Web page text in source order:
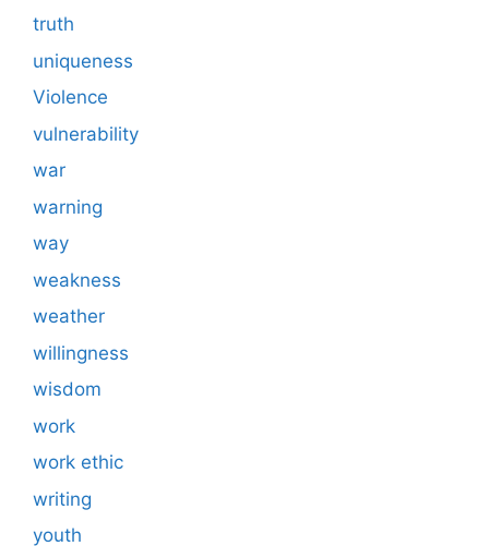
truth
uniqueness
Violence
vulnerability
war
warning
way
weakness
weather
willingness
wisdom
work
work ethic
writing
youth